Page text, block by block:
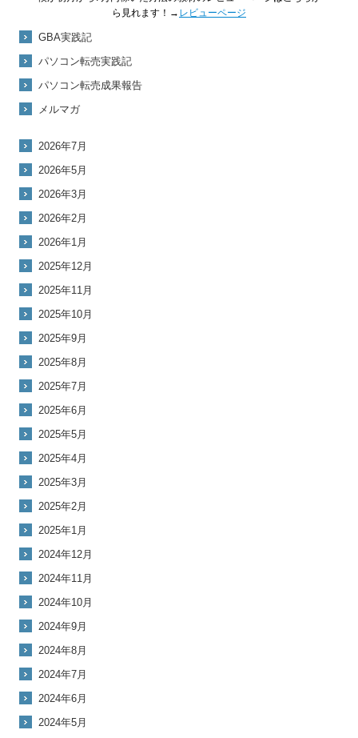
ら見れます！→ レビューページ
GBA実践記
パソコン転売実践記
パソコン転売成果報告
メルマガ
2026年7月
2026年5月
2026年3月
2026年2月
2026年1月
2025年12月
2025年11月
2025年10月
2025年9月
2025年8月
2025年7月
2025年6月
2025年5月
2025年4月
2025年3月
2025年2月
2025年1月
2024年12月
2024年11月
2024年10月
2024年9月
2024年8月
2024年7月
2024年6月
2024年5月